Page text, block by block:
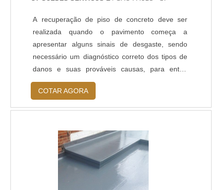
A recuperação de piso de concreto deve ser
realizada quando o pavimento começa a
apresentar alguns sinais de desgaste, sendo
necessário um diagnóstico correto dos tipos de
danos e suas prováveis causas, para então
saber quais os procedimentos mais adequados a
serem adotados. Entre as patologias mais
comuns que exigem os cuidados de uma
de concreto, estão: Fissuras; Desplacamentos;
Desgastes; Manchas em sua superfície.MAIS
SOBRE OS FATORES COMPROMETED.
COTAR AGORA